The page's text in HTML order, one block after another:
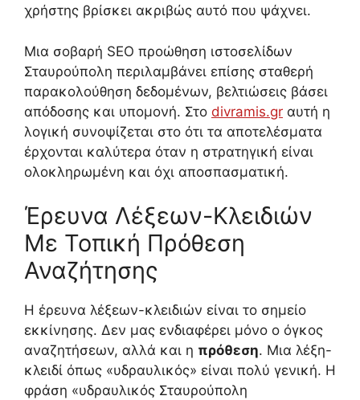
χρήστης βρίσκει ακριβώς αυτό που ψάχνει.
Μια σοβαρή SEO προώθηση ιστοσελίδων
Σταυρούπολη περιλαμβάνει επίσης σταθερή
παρακολούθηση δεδομένων, βελτιώσεις βάσει
απόδοσης και υπομονή. Στο divramis.gr αυτή η
λογική συνοψίζεται στο ότι τα αποτελέσματα
έρχονται καλύτερα όταν η στρατηγική είναι
ολοκληρωμένη και όχι αποσπασματική.
Έρευνα Λέξεων-Κλειδιών
Με Τοπική Πρόθεση
Αναζήτησης
Η έρευνα λέξεων-κλειδιών είναι το σημείο
εκκίνησης. Δεν μας ενδιαφέρει μόνο ο όγκος
αναζητήσεων, αλλά και η πρόθεση. Μια λέξη-
κλειδί όπως «υδραυλικός» είναι πολύ γενική. Η
φράση «υδραυλικός Σταυρούπολη